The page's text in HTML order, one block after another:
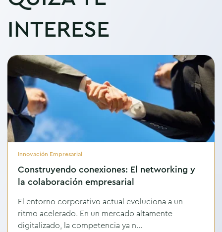
INTERESE
Innovación Empresarial
Construyendo conexiones: El networking y
la colaboración empresarial
El entorno corporativo actual evoluciona a un
ritmo acelerado. En un mercado altamente
digitalizado, la competencia ya n...